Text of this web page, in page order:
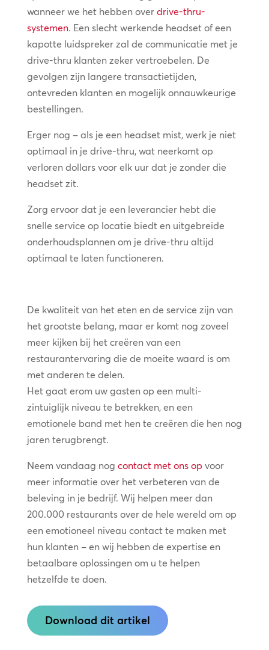
wanneer we het hebben over drive-thru-
systemen. Een slecht werkende headset of een
kapotte luidspreker zal de communicatie met je
drive-thru klanten zeker vertroebelen. De
gevolgen zijn langere transactietijden,
ontevreden klanten en mogelijk onnauwkeurige
bestellingen.
Erger nog – als je een headset mist, werk je niet
optimaal in je drive-thru, wat neerkomt op
verloren dollars voor elk uur dat je zonder die
headset zit.
Zorg ervoor dat je een leverancier hebt die
snelle service op locatie biedt en uitgebreide
onderhoudsplannen om je drive-thru altijd
optimaal te laten functioneren.
De kwaliteit van het eten en de service zijn van
het grootste belang, maar er komt nog zoveel
meer kijken bij het creëren van een
restaurantervaring die de moeite waard is om
met anderen te delen.
Het gaat erom uw gasten op een multi-
zintuiglijk niveau te betrekken, en een
emotionele band met hen te creëren die hen nog
jaren terugbrengt.
Neem vandaag nog contact met ons op voor
meer informatie over het verbeteren van de
beleving in je bedrijf. Wij helpen meer dan
200.000 restaurants over de hele wereld om op
een emotioneel niveau contact te maken met
hun klanten – en wij hebben de expertise en
betaalbare oplossingen om u te helpen
hetzelfde te doen.
Download dit artikel